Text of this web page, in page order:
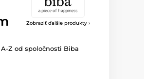
Zobraziť ďalšie produkty ›
Z od spoločnosti Biba